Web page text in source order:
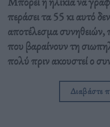
περάσει τα 55 κι αυτό
αποτέλεσμα συνηθειών,
που βαραίνουν τη
πολύ πριν ακουστεί ο
Διαβάστε